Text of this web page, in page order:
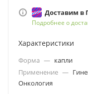
Доставим в
Подробнее о
Характеристики
Форма — капли
Применение —
Онкология